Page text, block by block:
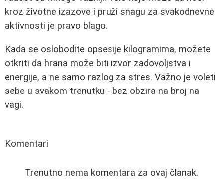
kroz životne izazove i pruži snagu za svakodnevne
aktivnosti je pravo blago.
Kada se oslobodite opsesije kilogramima, možete
otkriti da hrana može biti izvor zadovoljstva i
energije, a ne samo razlog za stres. Važno je voleti
sebe u svakom trenutku - bez obzira na broj na
vagi.
Komentari
Trenutno nema komentara za ovaj članak.